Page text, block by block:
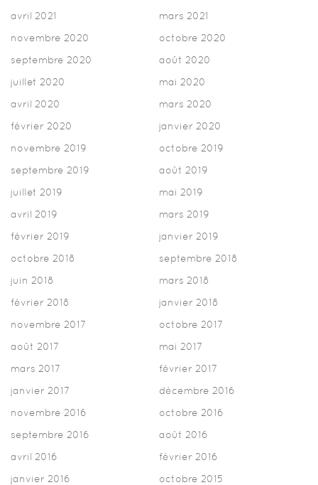
avril 2021
mars 2021
novembre 2020
octobre 2020
septembre 2020
août 2020
juillet 2020
mai 2020
avril 2020
mars 2020
février 2020
janvier 2020
novembre 2019
octobre 2019
septembre 2019
août 2019
juillet 2019
mai 2019
avril 2019
mars 2019
février 2019
janvier 2019
octobre 2018
septembre 2018
juin 2018
mars 2018
février 2018
janvier 2018
novembre 2017
octobre 2017
août 2017
mai 2017
mars 2017
février 2017
janvier 2017
décembre 2016
novembre 2016
octobre 2016
septembre 2016
août 2016
avril 2016
février 2016
janvier 2016
octobre 2015